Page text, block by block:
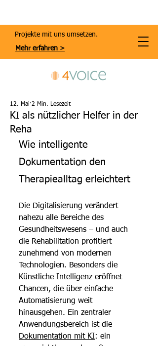
Projekte mit uns umsetzen.
Mehr erfahren >
KI als nützlicher Helfer in der
Reha
12. Mai 2 Min. Lesezeit
Wie intelligente
Dokumentation den
Therapiealltag erleichtert
Die Digitalisierung verändert
nahezu alle Bereiche des
Gesundheitswesens – und auch
die Rehabilitation profitiert
zunehmend von modernen
Technologien. Besonders die
Künstliche Intelligenz eröffnet
Chancen, die über einfache
Automatisierung weit
hinausgehen. Ein zentraler
Anwendungsbereich ist die
Dokumentation mit KI: ein